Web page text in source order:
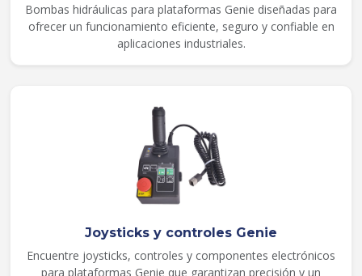
Bombas hidráulicas para plataformas Genie diseñadas para
ofrecer un funcionamiento eficiente, seguro y confiable en
aplicaciones industriales.
Joysticks y controles Genie
Encuentre joysticks, controles y componentes electrónicos
para plataformas Genie que garantizan precisión y un